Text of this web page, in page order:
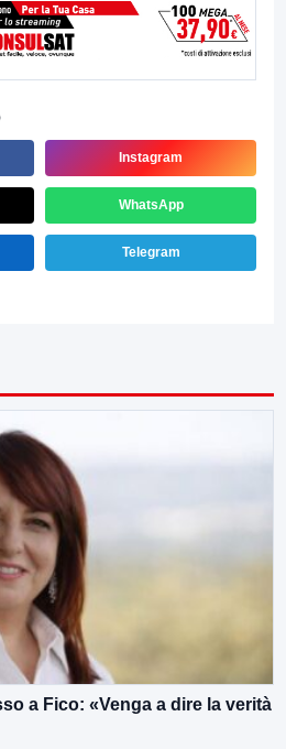
Instagram
WhatsApp
Telegram
a Fico: «Venga a dire la verità